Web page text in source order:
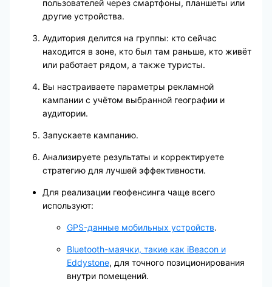
пользователей через смартфоны, планшеты или
другие устройства.
Аудитория делится на группы: кто сейчас
находится в зоне, кто был там раньше, кто живёт
или работает рядом, а также туристы.
Вы настраиваете параметры рекламной
кампании с учётом выбранной географии и
аудитории.
Запускаете кампанию.
Анализируете результаты и корректируете
стратегию для лучшей эффективности.
Для реализации геофенсинга чаще всего
используют:
GPS-данные мобильных устройств.
Bluetooth-маячки, такие как iBeacon и
Eddystone, для точного позиционирования
внутри помещений.